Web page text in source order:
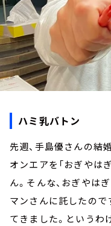
ハミ乳バトン
先週、手島優さんの結
オンエアを「おぎやは
ん。そんな、おぎやは
マンさんに託したので
てきました。というわ